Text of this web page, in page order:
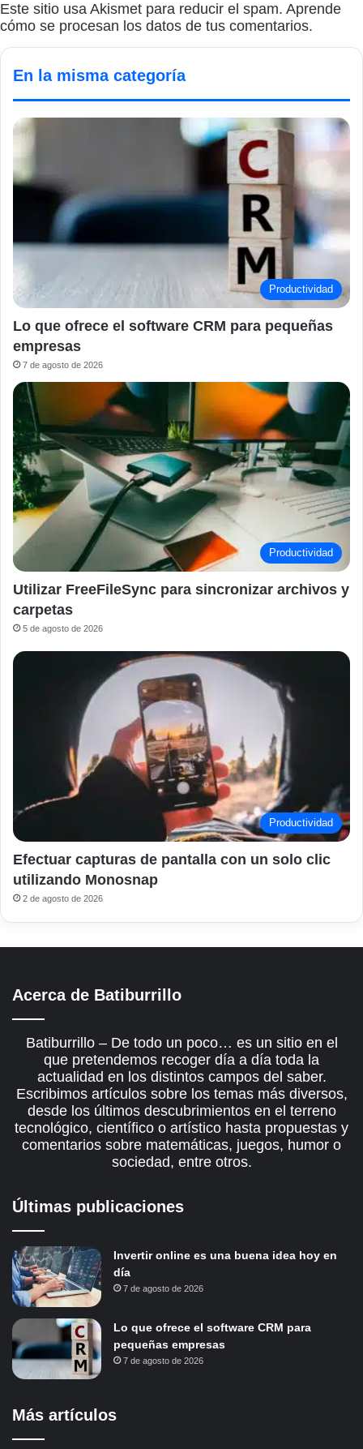
Este sitio usa Akismet para reducir el spam. Aprende
cómo se procesan los datos de tus comentarios.
En la misma categoría
Productividad
Lo que ofrece el software CRM para pequeñas
empresas
7 de agosto de 2026
Productividad
Utilizar FreeFileSync para sincronizar archivos y
carpetas
5 de agosto de 2026
Productividad
Efectuar capturas de pantalla con un solo clic
utilizando Monosnap
2 de agosto de 2026
Acerca de Batiburrillo
Batiburrillo – De todo un poco… es un sitio en el
que pretendemos recoger día a día toda la
actualidad en los distintos campos del saber.
Escribimos artículos sobre los temas más diversos,
desde los últimos descubrimientos en el terreno
tecnológico, científico o artístico hasta propuestas y
comentarios sobre matemáticas, juegos, humor o
sociedad, entre otros.
Últimas publicaciones
Invertir online es una buena idea hoy en
día
7 de agosto de 2026
Lo que ofrece el software CRM para
pequeñas empresas
7 de agosto de 2026
Más artículos